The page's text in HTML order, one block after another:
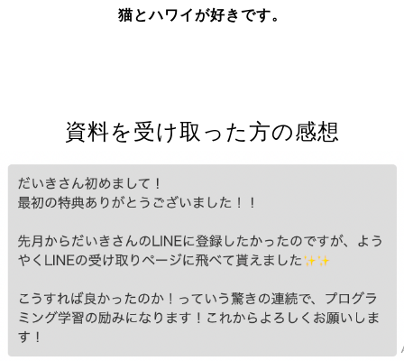
猫とハワイが好きです。
資料を受け取った方の感想